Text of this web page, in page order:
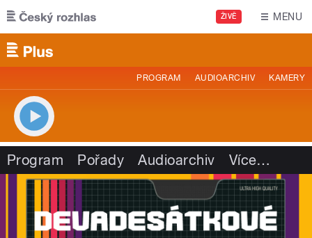
Přejít k hlavnímu obsahu
ŽIVĚ MENU
PROGRAM AUDIOARCHIV KAMERY
Program Pořady Audioarchiv Více…